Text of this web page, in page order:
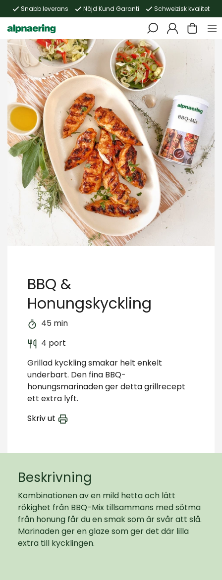
Snabb leverans Nöjd Kund Garanti Schweizisk kvalitet
BBQ &
Honungskyckling
45 min
4 port
Grillad kyckling smakar helt enkelt
underbart. Den fina BBQ-
honungsmarinaden ger detta grillrecept
ett extra lyft.
Skriv ut
Beskrivning
Kombinationen av en mild hetta och lätt
rökighet från BBQ-Mix tillsammans med sötma
från honung får du en smak som är svår att slå.
Marinaden ger en glaze som ger det där lilla
extra till kycklingen.